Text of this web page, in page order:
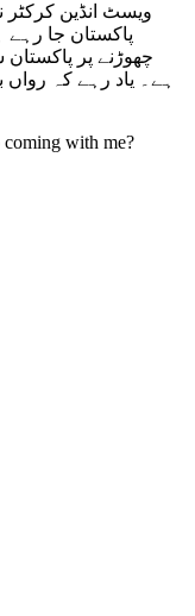
ویسٹ انڈین
پاکستان جا رہے
چھوڑنے پر پاکستان
with me?